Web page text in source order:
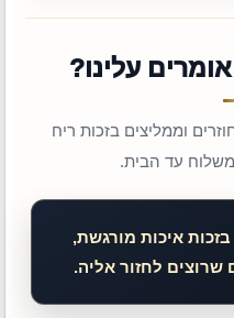
עלינו?
וממליצים בזכות ריח
עד הבית.
איכות מורגשת,
שרוצים לחזור אליה.